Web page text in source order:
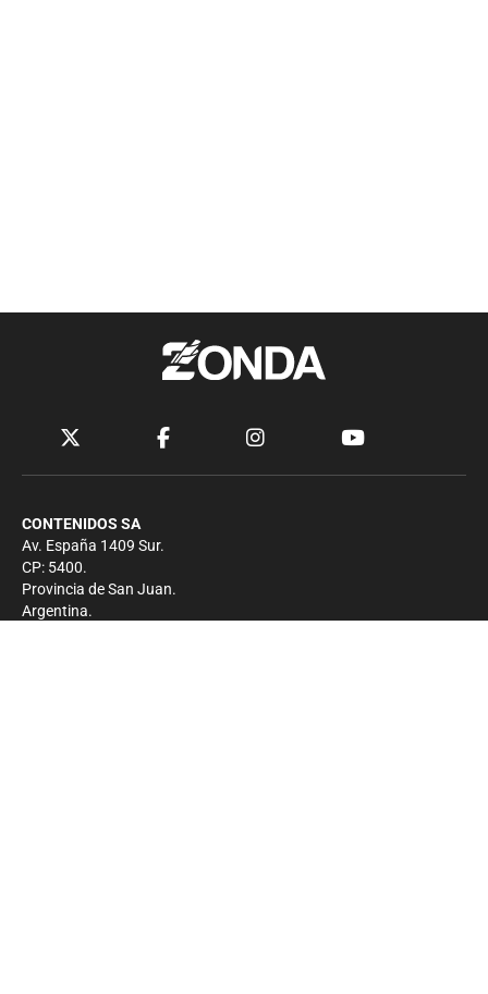
CONTENIDOS SA
Av. España 1409 Sur.
CP: 5400.
Provincia de San Juan.
Argentina.